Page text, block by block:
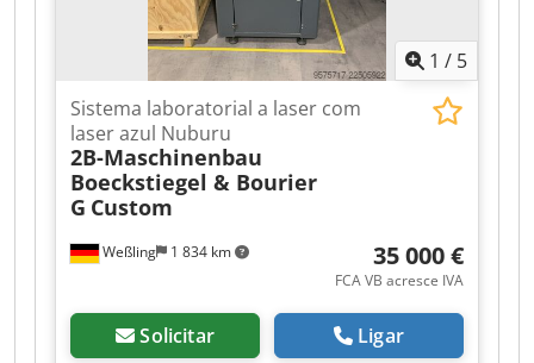
1 / 5
Weßling 1 834 km
Sistema laboratorial a laser com
laser azul Nuburu
2B-Maschinenbau
Boeckstiegel & Bourier
G Custom
35 000 €
FCA VB acresce IVA
Solicitar Ligar